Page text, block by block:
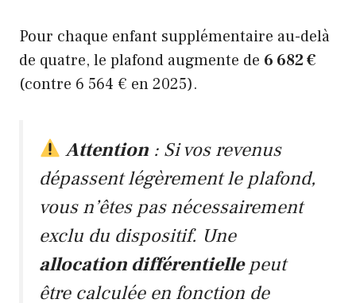
Pour chaque enfant supplémentaire au-delà
de quatre, le plafond augmente de 6 682 €
(contre 6 564 € en 2025).
Attention : Si vos revenus
dépassent légèrement le plafond,
vous n’êtes pas nécessairement
exclu du dispositif. Une
allocation différentiellepeut
être calculée en fonction de